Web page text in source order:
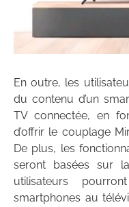
En outre, les
du contenu d’un
TV connectée, en
d’offrir le couplage
De plus, les
seront basées sur
utilisateurs
smartphones au